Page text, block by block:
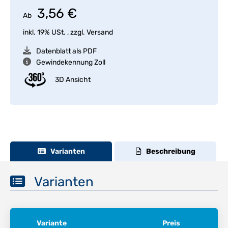
Ab 3,56 €
inkl. 19% USt. , zzgl. Versand
Datenblatt als PDF
Gewindekennung Zoll
3D Ansicht
Varianten Beschreibung
Varianten
Variante Preis